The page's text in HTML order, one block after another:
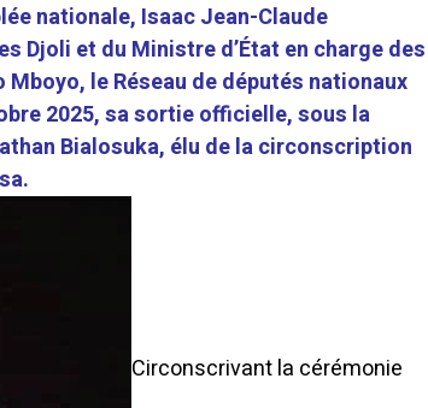
nationale, Isaac Jean-Claude
Djoli et du Ministre d’État en charge des
le Réseau de députés nationaux
2025, sa sortie officielle, sous la
Bialosuka, élu de la circonscription
Circonscrivant la cérémonie